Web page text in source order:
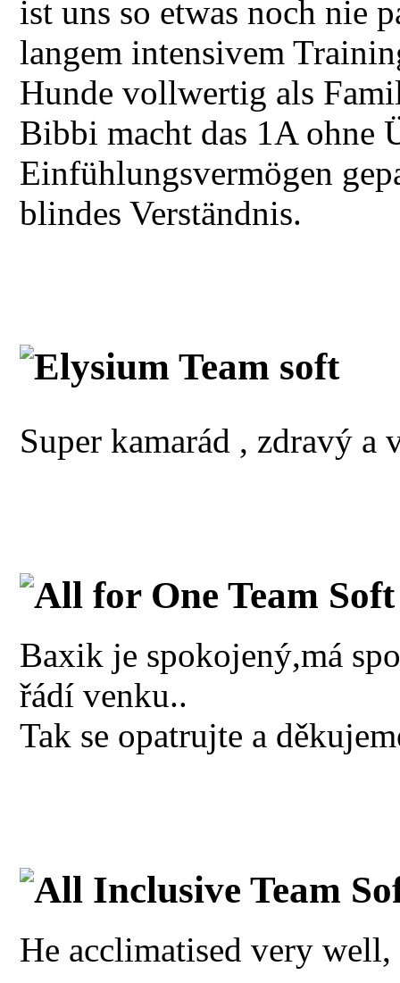
ist uns so etwas noch nie
langem intensivem
Hunde vollwertig als
Bibbi macht das 1A ohne
Einfühlungsvermögen
blindes Verständnis.
Elysium Team soft
Super kamarád , zdravý a
All for One Team Soft
Baxik je spokojený,má
řádí venku..
Tak se opatrujte a
All Inclusive Team
He acclimatised very